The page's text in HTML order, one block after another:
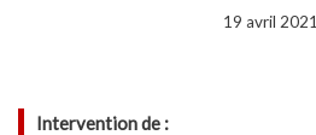
19 avril 2021
Intervention de :